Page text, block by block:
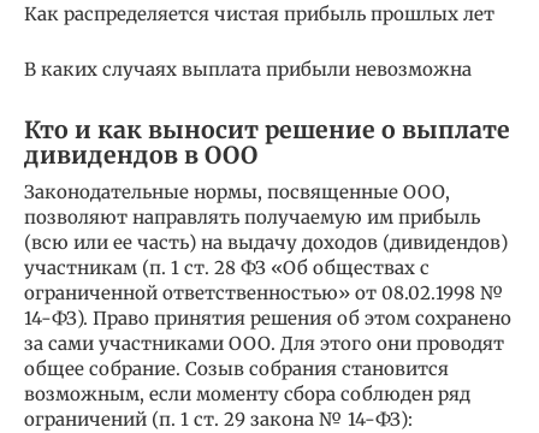
Как распределяется чистая прибыль прошлых лет
В каких случаях выплата прибыли невозможна
Кто и как выносит решение о выплате
дивидендов в ООО
Законодательные нормы, посвященные ООО,
позволяют направлять получаемую им прибыль
(всю или ее часть) на выдачу доходов (дивидендов)
участникам (п. 1 ст. 28 ФЗ «Об обществах с
ограниченной ответственностью» от 08.02.1998 №
14-ФЗ). Право принятия решения об этом сохранено
за сами участниками ООО. Для этого они проводят
общее собрание. Созыв собрания становится
возможным, если моменту сбора соблюден ряд
ограничений (п. 1 ст. 29 закона № 14-ФЗ):